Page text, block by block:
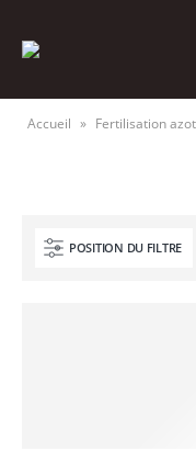
Accueil » Fertilisation
POSITION DU FILTRE